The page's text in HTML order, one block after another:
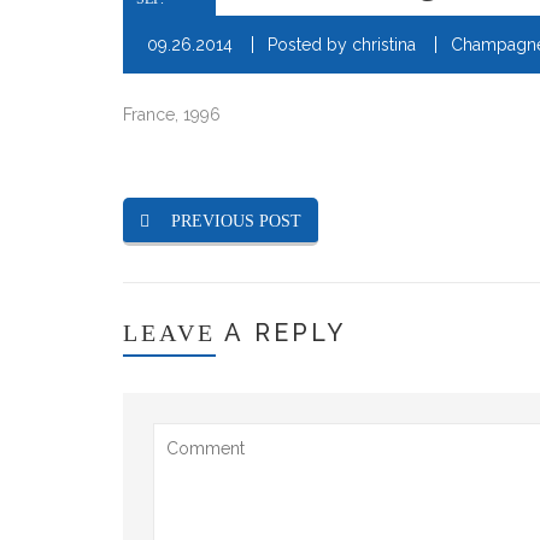
09.26.2014 Posted by christina
France, 1996
PREVIOUS POST
LEAVE A REPLY